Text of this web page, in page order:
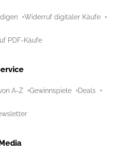
Widerruf digitaler Käufe
PDF-Käufe
A-Z Gewinnspiele Deals
Media